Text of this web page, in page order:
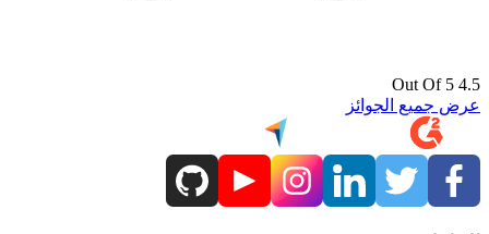
4.5 Out Of 5
عرض جميع الجوائز